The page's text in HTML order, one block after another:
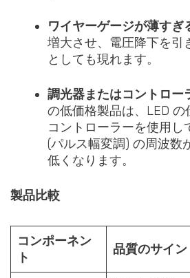
ワイヤーゲージが薄すぎ
増大させ、電圧降下を引
としても現れます。
調光器またはコントロー
の低価格製品は、LED の
コントローラーを使用し
(パルス幅変調) の周波数
低くなります。
製品比較
コンポーネン
ト
品質のサイン